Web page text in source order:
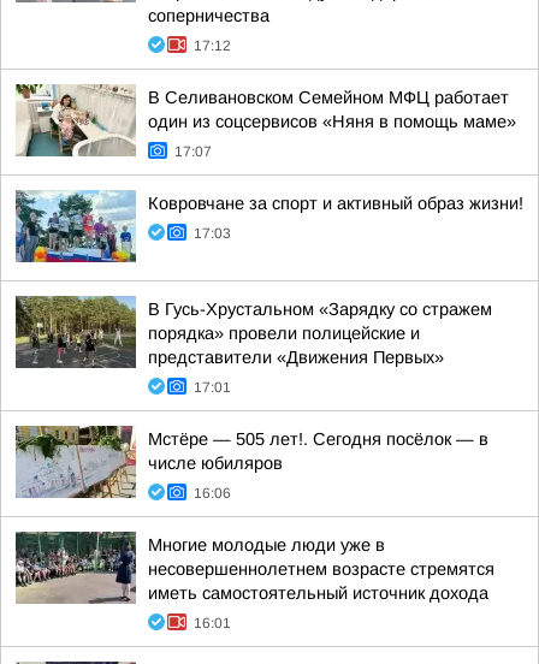
соперничества
17:12
В Селивановском Семейном МФЦ работает
один из соцсервисов «Няня в помощь маме»
17:07
Ковровчане за спорт и активный образ жизни!
17:03
В Гусь-Хрустальном «Зарядку со стражем
порядка» провели полицейские и
представители «Движения Первых»
17:01
Мстёре — 505 лет!. Сегодня посёлок — в
числе юбиляров
16:06
Многие молодые люди уже в
несовершеннолетнем возрасте стремятся
иметь самостоятельный источник дохода
16:01